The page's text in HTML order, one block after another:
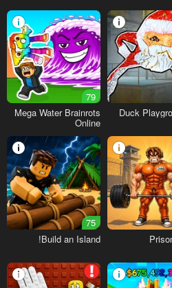
Duck
79
Mega Water Brainrots
Online
75
Build an Island!